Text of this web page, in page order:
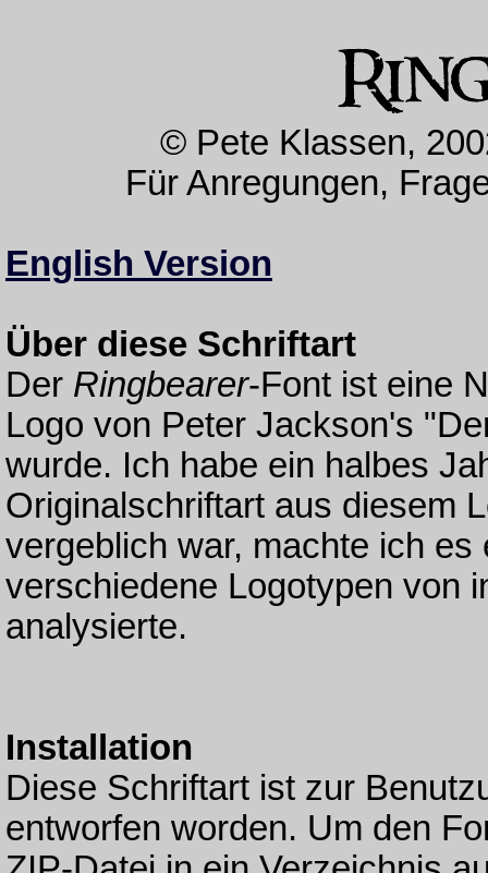
© Pete Klassen,
Für Anregungen,
English Version
Über diese Schriftart
Der Ringbearer-Font ist eine
Logo von Peter Jackson's
wurde. Ich habe ein halbes
Originalschriftart aus diesem
vergeblich war, machte ich
verschiedene Logotypen von
analysierte.
Installation
Diese Schriftart ist zur
entworfen worden. Um den